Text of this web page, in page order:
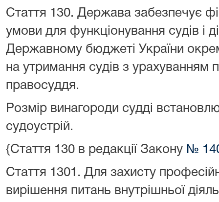
Стаття 130. Держава забезпечує
умови для функціонування судів і
Державному бюджеті України
на утримання судів з урахуванням
правосуддя.
Розмір винагороди судді
судоустрій.
{Стаття 130 в редакції Закону №
Стаття 1301 . Для захисту
вирішення питань внутрішньої